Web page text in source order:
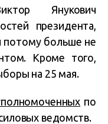
Янукович
президента,
потому больше не
Кроме того,
на 25 мая.
по
ведомств.